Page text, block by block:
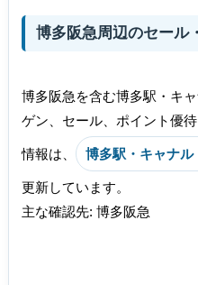
博多阪急周辺のセール
博多阪急を含む博多駅・キ
ゲン、セール、ポイント優
情報は、 博多駅・キャナ
更新しています。
主な確認先: 博多阪急